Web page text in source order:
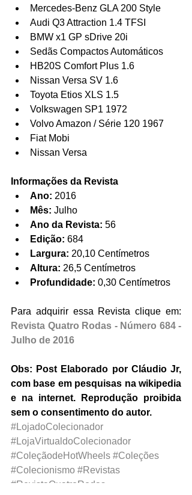
Mercedes-Benz GLA 200 Style
Audi Q3 Attraction 1.4 TFSI
BMW x1 GP sDrive 20i
Sedãs Compactos Automáticos
​HB20S Comfort Plus 1.6
Nissan Versa SV 1.6
Toyota Etios XLS 1.5
Volkswagen SP1 1972
Volvo Amazon / Série 120 1967
Fiat Mobi
Nissan Versa
Informações da Revista
Ano: 2016
Mês: Julho
Ano da Revista: 56
Edição: 684
Largura: 20,10 Centímetros
Altura: 26,5 Centímetros
Profundidade: 0,30 Centímetros
Revista Quatro Rodas - Número 684 -
Julho de 2016
Obs: Post Elaborado por Cláudio Jr,
com base em pesquisas na wikipedia
e na internet. Reprodução proibida
sem o consentimento do autor.
#LojadoColecionador
#LojaVirtualdoColecionador
#ColeçãodeHotWheels #Coleções
#Colecionismo #Revistas
#RevistaQuatroRodas